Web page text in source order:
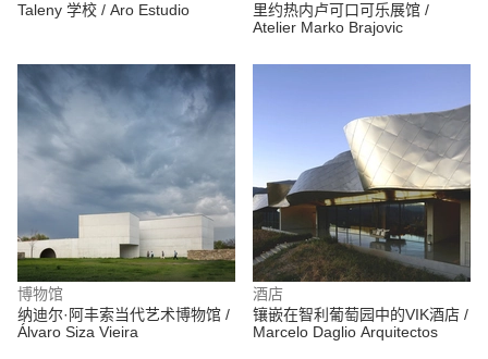
Taleny 学校 / Aro Estudio
里约热内卢可口可乐展馆 /
Atelier Marko Brajovic
博物馆
纳迪尔·阿丰索当代艺术博物馆 /
Álvaro Siza Vieira
酒店
镶嵌在智利葡萄园中的VIK酒店 /
Marcelo Daglio Arquitectos